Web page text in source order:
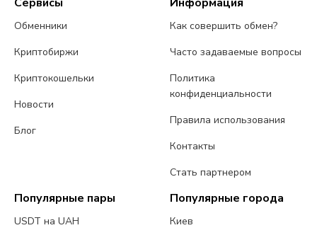
Обменники
Криптобиржи
Криптокошельки
Новости
Блог
Как совершить обмен?
Часто задаваемые вопросы
Политика
конфиденциальности
Правила использования
Контакты
Стать партнером
Популярные пары
USDT на UAH
Популярные города
Киев